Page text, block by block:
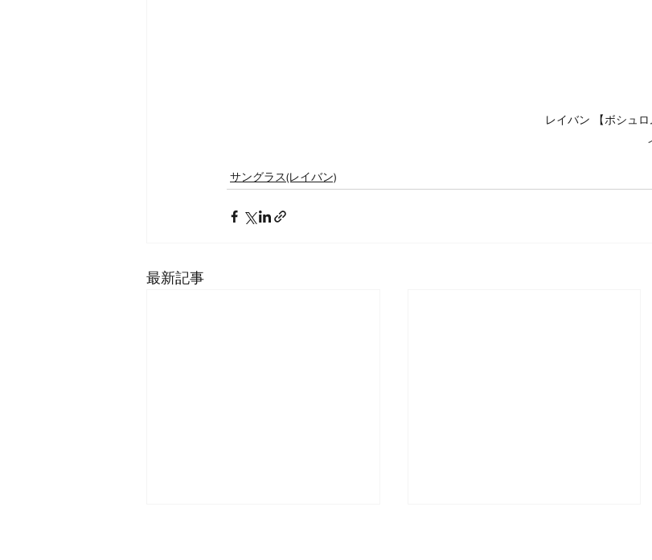
レイバン 【ボシュ
サングラス(レイバン)
最新記事